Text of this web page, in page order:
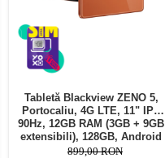
Tabletă Blackview ZENO 5,
Portocaliu, 4G LTE, 11" IPS
90Hz, 12GB RAM (3GB + 9GB
extensibili), 128GB, Android
16, Unisoc T7250, 8300mAh,
899,00 RON